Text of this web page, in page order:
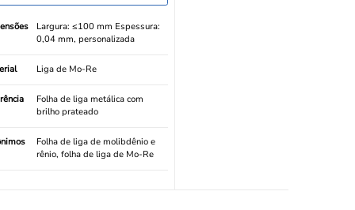
Largura: ≤100 mm Espessura:
0,04 mm, personalizada
Liga de Mo-Re
Folha de liga metálica com
brilho prateado
Folha de liga de molibdênio e
rênio, folha de liga de Mo-Re